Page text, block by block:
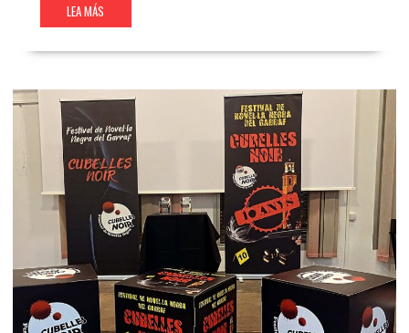
LEA MÁS